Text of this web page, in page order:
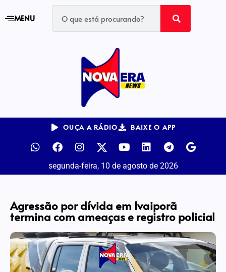
MENU
OUÇA A RÁDIO BAIXE O APP
segunda-feira, 10 de agosto de 2026
Agressão por dívida em Ivaiporã
termina com ameaças e registro policial